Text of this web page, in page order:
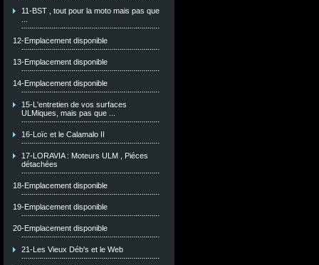
11-BST , tout pour la moto mais pas que
12-Emplacement disponible
13-Emplacement disponible
14-Emplacement disponible
15-L'entretien de vos surfaces
ULMiques, mais pas que ...
16-Loïc et le Calamalo II
17-LORAVIA : Moteurs ULM , Piéces
détachées
18-Emplacement disponible
19-Emplacement disponible
20-Emplacement disponible
21-Les Vieux Déb's et le Web